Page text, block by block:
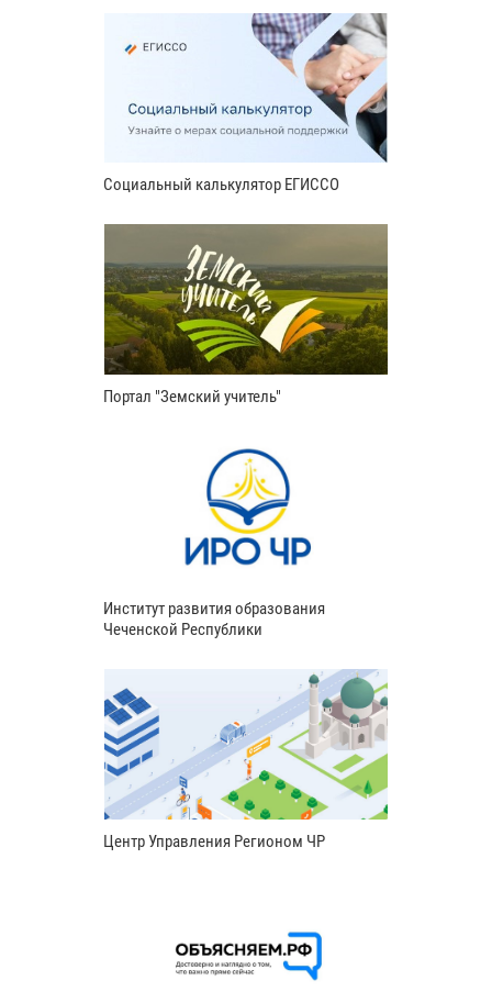
Социальный калькулятор ЕГИССО
Портал "Земский учитель"
Институт развития образования
Чеченской Республики
Центр Управления Регионом ЧР